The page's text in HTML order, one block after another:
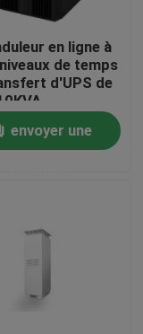
en ligne à
de temps
d'UPS de
avec
d'inverseur à
envoyer une